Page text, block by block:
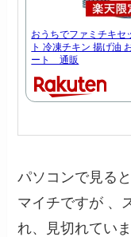
おうちでファミチキセ
ト 冷凍チキン 揚げ油
ート 通販
パソコンで見る
マイチですが 、
れ、見切れていま